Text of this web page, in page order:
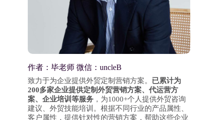
作者：毕老师 微信：uncleB
致力于为企业提供外贸定制营销方案。 已累计为
200多家企业提供定制外贸营销方案、代运营方
案、企业培训等服务，为1000+个人提供外贸咨询
建议、外贸技能培训。根据不同行业的产品属性、
客户属性，提供针对性的营销方案，帮助这些企业